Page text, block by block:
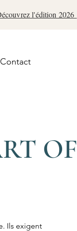
l'édition 2026
Contact
OF
Ils exigent